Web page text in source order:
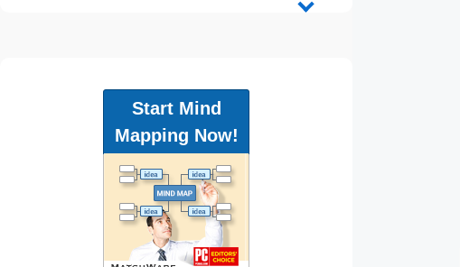
Start Mind
Mapping Now!